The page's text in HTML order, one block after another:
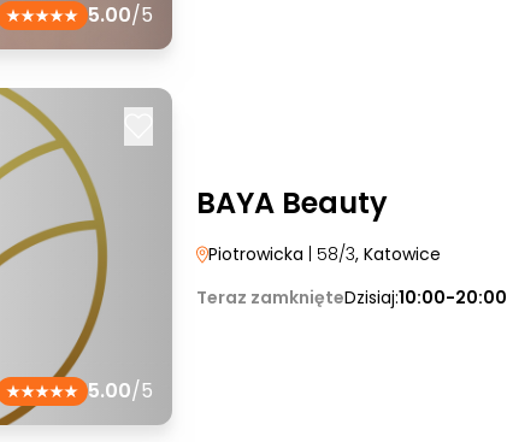
5.00/5
5.00/5
BAYA Beauty
Piotrowicka | 58/3, Katowice
Teraz zamknięteDzisiaj:10:00-20:00